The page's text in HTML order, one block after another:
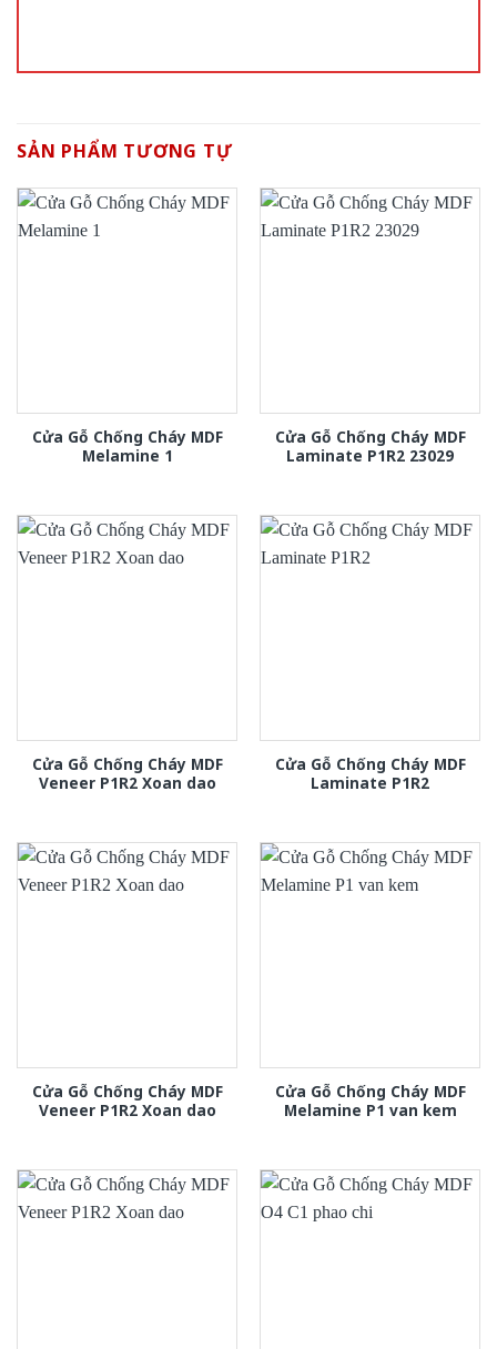
SẢN PHẨM TƯƠNG TỰ
Cửa Gỗ Chống Cháy MDF
Melamine 1
Cửa Gỗ Chống Cháy MDF
Laminate P1R2 23029
Cửa Gỗ Chống Cháy MDF
Veneer P1R2 Xoan dao
Cửa Gỗ Chống Cháy MDF
Laminate P1R2
Cửa Gỗ Chống Cháy MDF
Veneer P1R2 Xoan dao
Cửa Gỗ Chống Cháy MDF
Melamine P1 van kem